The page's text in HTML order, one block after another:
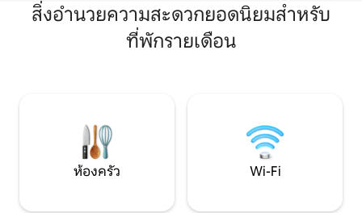
สิ่งอำนวยความสะดวกยอดนิยมสำหรับ
ที่พักรายเดือน
ห้องครัว Wi-Fi